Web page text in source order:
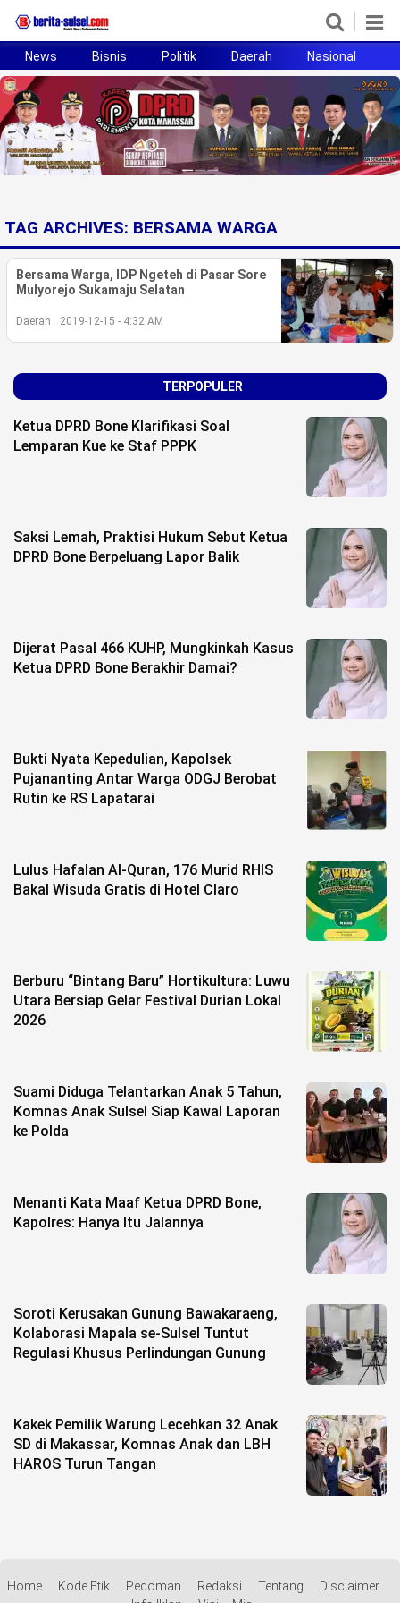
Home
News
Politik
Bisnis
Otomotif
Hukum
Life Style
Profil
More
2026
berita-
sulsel.com
News Bisnis Politik Daerah Nasional
TAG ARCHIVES: BERSAMA WARGA
Bersama Warga, IDP Ngeteh di Pasar Sore
Mulyorejo Sukamaju Selatan
Daerah 2019-12-15 - 4:32 AM
TERPOPULER
Ketua DPRD Bone Klarifikasi Soal
Lemparan Kue ke Staf PPPK
Saksi Lemah, Praktisi Hukum Sebut Ketua
DPRD Bone Berpeluang Lapor Balik
Dijerat Pasal 466 KUHP, Mungkinkah Kasus
Ketua DPRD Bone Berakhir Damai?
Bukti Nyata Kepedulian, Kapolsek
Pujananting Antar Warga ODGJ Berobat
Rutin ke RS Lapatarai
Lulus Hafalan Al-Quran, 176 Murid RHIS
Bakal Wisuda Gratis di Hotel Claro
Berburu “Bintang Baru” Hortikultura: Luwu
Utara Bersiap Gelar Festival Durian Lokal
2026
Suami Diduga Telantarkan Anak 5 Tahun,
Komnas Anak Sulsel Siap Kawal Laporan
ke Polda
Menanti Kata Maaf Ketua DPRD Bone,
Kapolres: Hanya Itu Jalannya
Soroti Kerusakan Gunung Bawakaraeng,
Kolaborasi Mapala se-Sulsel Tuntut
Regulasi Khusus Perlindungan Gunung
Kakek Pemilik Warung Lecehkan 32 Anak
SD di Makassar, Komnas Anak dan LBH
HAROS Turun Tangan
Home Kode Etik Pedoman Redaksi Tentang
Disclaimer